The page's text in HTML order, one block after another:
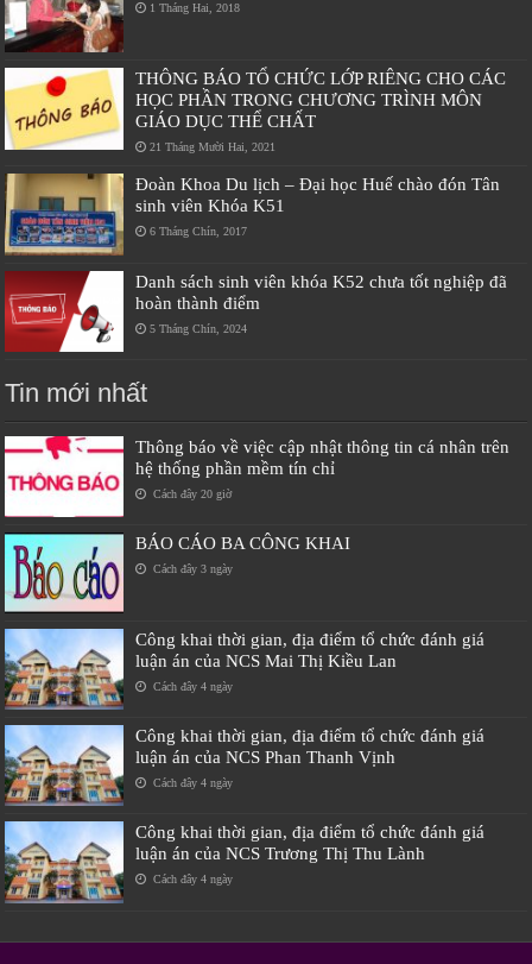
1 Tháng Hai, 2018
THÔNG BÁO TỔ CHỨC LỚP RIÊNG CHO CÁC
HỌC PHẦN TRONG CHƯƠNG TRÌNH MÔN
GIÁO DỤC THỂ CHẤT
21 Tháng Mười Hai, 2021
Đoàn Khoa Du lịch – Đại học Huế chào đón Tân
sinh viên Khóa K51
6 Tháng Chín, 2017
Danh sách sinh viên khóa K52 chưa tốt nghiệp đã
hoàn thành điểm
5 Tháng Chín, 2024
Tin mới nhất
Thông báo về việc cập nhật thông tin cá nhân trên
hệ thống phần mềm tín chỉ
Cách đây 20 giờ
BÁO CÁO BA CÔNG KHAI
Cách đây 3 ngày
Công khai thời gian, địa điểm tổ chức đánh giá
luận án của NCS Mai Thị Kiều Lan
Cách đây 4 ngày
Công khai thời gian, địa điểm tổ chức đánh giá
luận án của NCS Phan Thanh Vịnh
Cách đây 4 ngày
Công khai thời gian, địa điểm tổ chức đánh giá
luận án của NCS Trương Thị Thu Lành
Cách đây 4 ngày